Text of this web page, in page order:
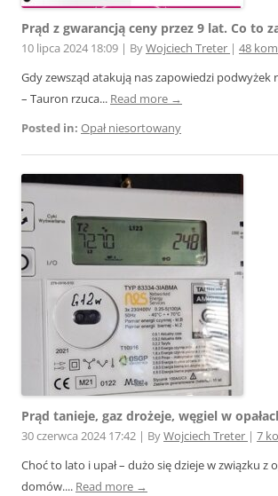
Prąd z gwarancją ceny przez 9 lat. Co to
10 lipca 2024 18:09 | ByWojciech Treter | 48
Gdy zewsząd atakują nas zapowiedzi podwyżek
– Tauron rzuca... Read more →
Posted in: Opał niesortowany
Prąd tanieje, gaz drożeje, węgiel w
30 czerwca 2024 17:42 | ByWojciech Treter | 7
Choć to lato i upał – dużo się dzieje w związku z
domów.... Read more →